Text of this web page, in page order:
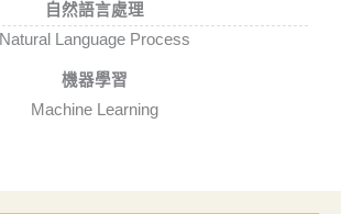
自然語言處理
Natural Language Process
機器學習
Machine Learning